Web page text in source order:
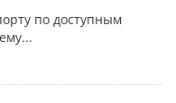
по доступным